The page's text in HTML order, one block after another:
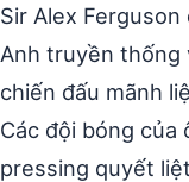
Sir Alex
Anh truyền thống
chiến đấu mãnh
Các đội bóng của
pressing quyết